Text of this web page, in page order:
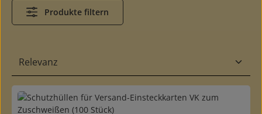
Produkte filtern